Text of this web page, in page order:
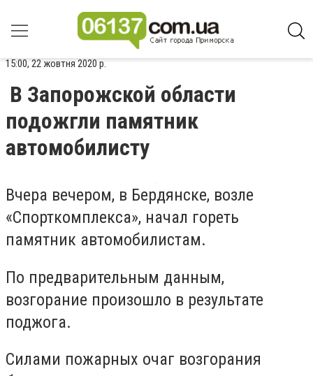
15:00, 22 жовтня 2020 р.
В Запорожской области
подожгли памятник
автомобилисту
Вчера вечером, в Бердянске, возле
«Спорткомплекса», начал гореть
памятник автомобилистам.
По предварительным данным,
возгорание произошло в результате
поджога.
Силами пожарных очаг возгорания